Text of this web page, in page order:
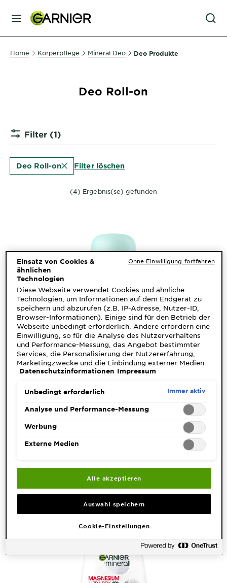
MENU
GESICHTSPFLEGE
HAARPFLEGE
SONNENSCHUTZ
KÖRPERPFLEGE
ENTDECKEN
Unsere
Inhaltsstoffe
Neu!
Garnier x
Gisele
Bündchen
Garnier's Weg
zur
Cruelty Free
International
Beauty
Score
Home Körperpflege Mineral Deo Deo Produkte
Deo Roll-on
Filter (1)
Deo Roll-on Filter löschen
(4) Ergebnis(se) gefunden
MINERAL INVISIBLE BLACK, WHITE &
COLORS
Roll-on
1.3659 out of 5 stars based on reviews
Alle Bewertungen ansehen
Einsatz von Cookies &
ähnlichen
Technologien
Diese Webseite verwendet Cookies und ähnliche
Technologien, um Informationen auf dem Endgerät zu
speichern und abzurufen (z.B. IP-Adresse, Nutzer-ID,
Browser-Informationen). Einige sind für den Betrieb der
Webseite unbedingt erforderlich. Andere erfordern eine
Einwilligung, so für die Analyse des Nutzerverhaltens
und Performance-Messung, das Angebot bestimmter
Services, die Personalisierung der Nutzererfahrung,
Marketingzwecke und die Einbindung externer Medien.
Nicht unbedingt erforderliche Cookies können direkt
Einwilligung fortfahren") werden. Individuelle
und speicherbar ("Auswahl speichern"). Die Auswahl
kann jederzeit unter dem Link "Cookie-Einstellungen"
angepasst werden. Für weitere Informationen s. unsere
Datenschutzinformationen Impressum
Unbedingt erforderlich Immer aktiv
Analyse und Performance-Messung
Werbung
Externe Medien
Alle akzeptieren
Auswahl speichern
Cookie-Einstellungen
Ohne Einwilligung fortfahren